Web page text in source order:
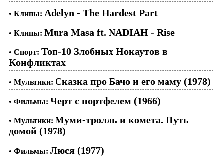
• Клипы: Adelyn - The Hardest Part
• Клипы: Mura Masa ft. NADIAH - Rise
• Спорт: Топ-10 Злобных Нокаутов в
Конфликтах
• Мультики: Сказка про Бачо и его маму (1978)
• Фильмы: Черт с портфелем (1966)
• Мультики: Муми-тролль и комета. Путь
домой (1978)
• Фильмы: Люся (1977)